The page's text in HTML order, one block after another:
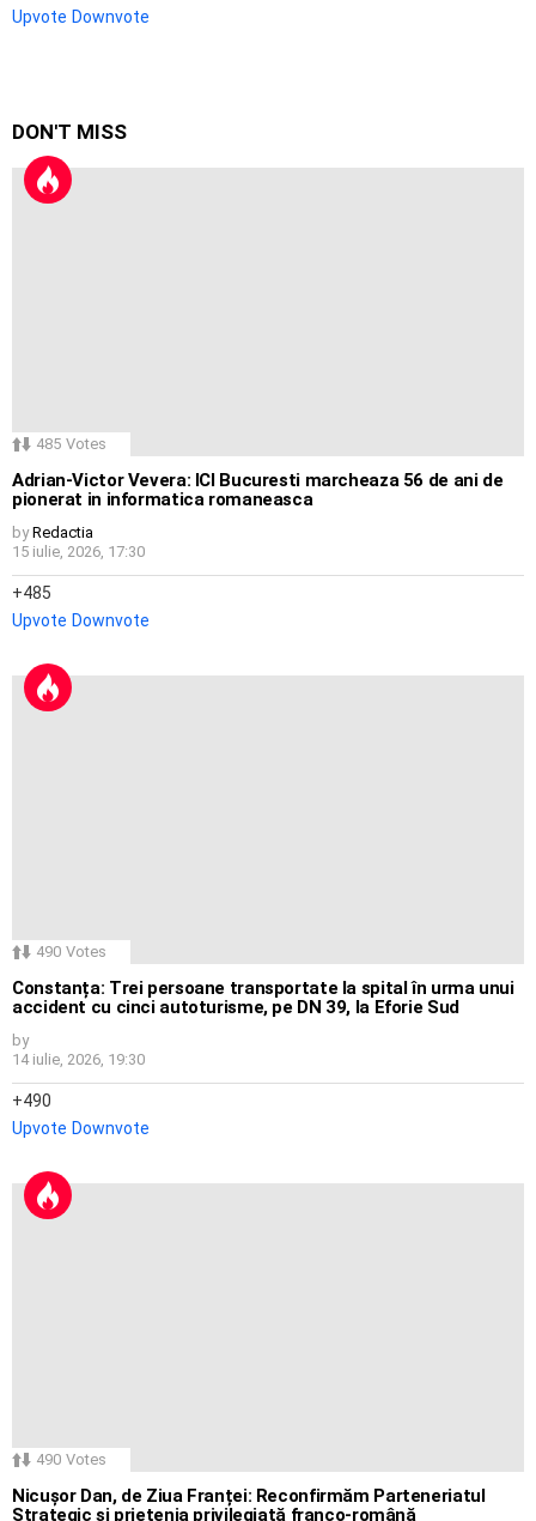
Upvote Downvote
DON'T MISS
485 Votes
Adrian-Victor Vevera: ICI Bucuresti marcheaza 56 de ani de
pionerat in informatica romaneasca
by Redactia
15 iulie, 2026, 17:30
485
Upvote Downvote
490 Votes
Constanța: Trei persoane transportate la spital în urma unui
accident cu cinci autoturisme, pe DN 39, la Eforie Sud
by
14 iulie, 2026, 19:30
490
Upvote Downvote
490 Votes
Nicușor Dan, de Ziua Franței: Reconfirmăm Parteneriatul
Strategic și prietenia privilegiată franco-română